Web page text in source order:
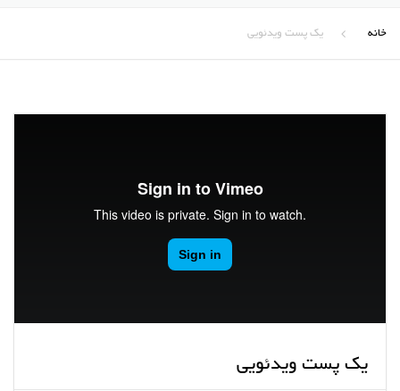
خانه یک پست ویدئویی
یک پست ویدئویی